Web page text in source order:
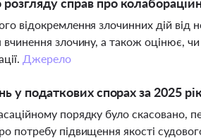
відокремлення злочинних дій від
вчинення злочину, а також оцінює,
Джерело
у податкових спорах за 2025
порядку було скасовано,
потребу підвищення якості